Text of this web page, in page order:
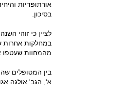
אורתופדיות
בסיכון.
לציין כי זוהי
במחלקות אחרות
מהמחוות שעטפו
בין המטופלים
א', הגב' אולגה